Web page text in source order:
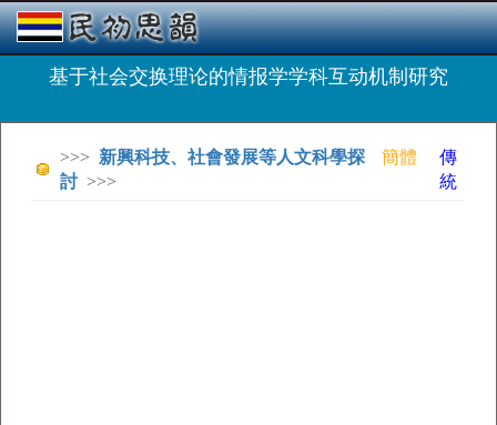
基于社会交换理论的情报学学科互动机制研究
>>> 新興科技、社會發展等人文科學探
討>>>
簡體
傳
統